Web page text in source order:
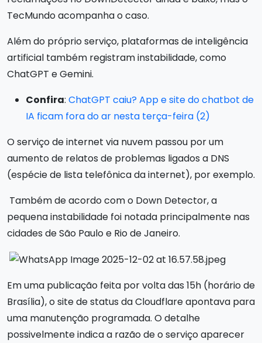
TecMundo acompanha o caso.
Além do próprio serviço, plataformas de inteligência
artificial também registram instabilidade, como
ChatGPT e Gemini.
Confira: ChatGPT caiu? App e site do chatbot de
IA ficam fora do ar nesta terça-feira (2)
O serviço de internet via nuvem passou por um
aumento de relatos de problemas ligados a DNS
(espécie de lista telefônica da internet), por exemplo.
Também de acordo com o Down Detector, a
pequena instabilidade foi notada principalmente nas
cidades de São Paulo e Rio de Janeiro.
Em uma publicação feita por volta das 15h (horário de
Brasília), o site de status da Cloudflare apontava para
uma manutenção programada. O detalhe
possivelmente indica a razão de o serviço aparecer